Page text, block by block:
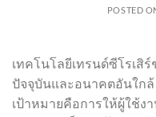
POSTED
เทคโนโลยีเทรนด์ซีโรเสิ
ปัจจุบันและอนาคตอันใกล้
เป้าหมายคือการให้ผู้ใช้ง